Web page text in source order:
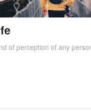
of perception of any